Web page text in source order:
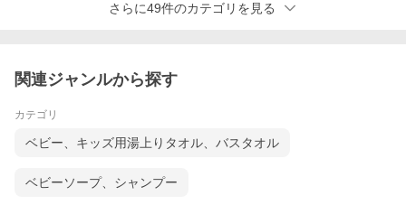
さらに49件のカテゴリを見る
関連ジャンルから探す
カテゴリ
ベビー、キッズ用湯上りタオル、バスタオル
ベビーソープ、シャンプー